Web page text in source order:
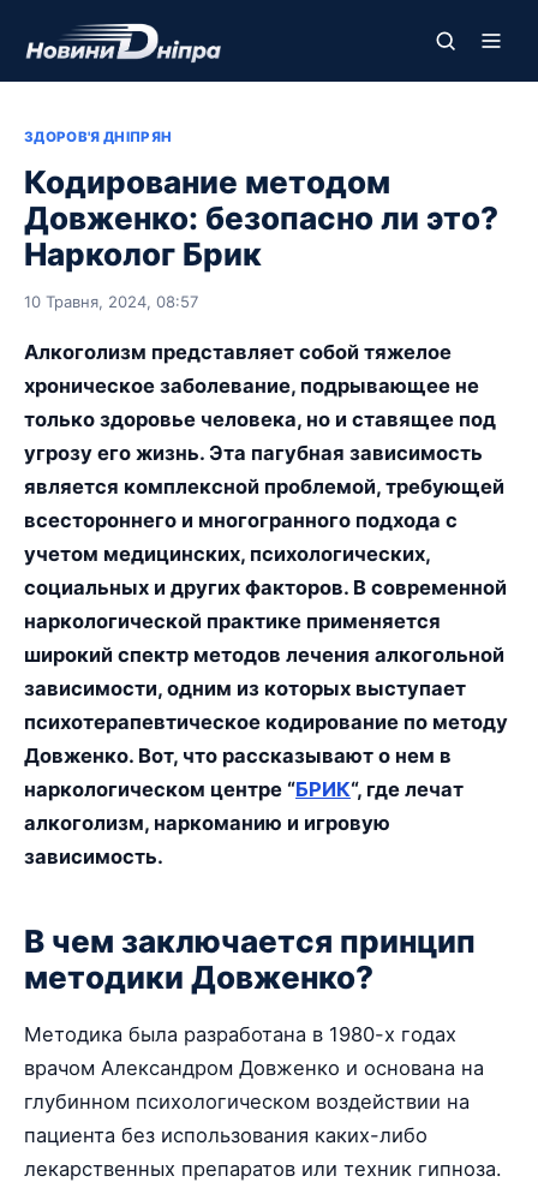
ЗДОРОВ'Я ДНІПРЯН
Кодирование методом
Довженко: безопасно ли это?
Нарколог Брик
10 Травня, 2024, 08:57
Алкоголизм представляет собой тяжелое
хроническое заболевание, подрывающее не
только здоровье человека, но и ставящее под
угрозу его жизнь. Эта пагубная зависимость
является комплексной проблемой, требующей
всестороннего и многогранного подхода с
учетом медицинских, психологических,
социальных и других факторов. В современной
наркологической практике применяется
широкий спектр методов лечения алкогольной
зависимости, одним из которых выступает
психотерапевтическое кодирование по методу
Довженко. Вот, что рассказывают о нем в
наркологическом центре “БРИК“, где лечат
алкоголизм, наркоманию и игровую
зависимость.
В чем заключается принцип
методики Довженко?
Методика была разработана в 1980-х годах
врачом Александром Довженко и основана на
глубинном психологическом воздействии на
пациента без использования каких-либо
лекарственных препаратов или техник гипноза.